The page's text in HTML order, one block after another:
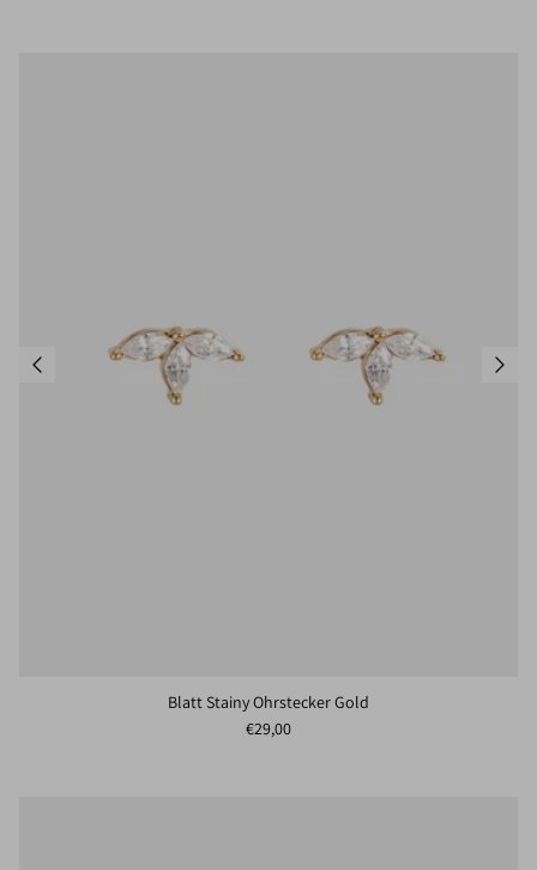
Blatt Stainy Ohrstecker Gold
Normaler Preis
€29,00